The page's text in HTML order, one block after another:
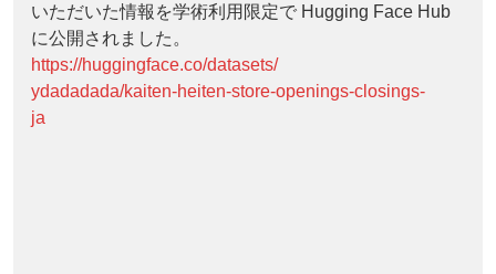
いただいた情報を学術利用限定で Hugging Face Hub
に公開されました。
https://huggingface.co/datasets/
ydadadada/kaiten-heiten-store-openings-closings-
ja